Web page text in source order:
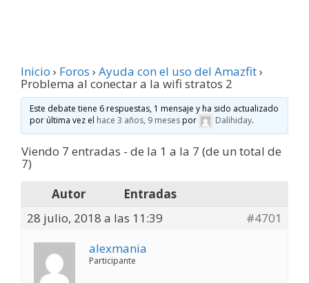
Inicio › Foros › Ayuda con el uso del Amazfit›
Problema al conectar a la wifi stratos 2
Este debate tiene 6 respuestas, 1 mensaje y ha sido actualizado
por última vez el hace 3 años, 9 mesespor Dalihiday.
Viendo 7 entradas - de la 1 a la 7 (de un total de
7)
Autor
Entradas
28 julio, 2018 a las 11:39
#4701
alexmania
Participante